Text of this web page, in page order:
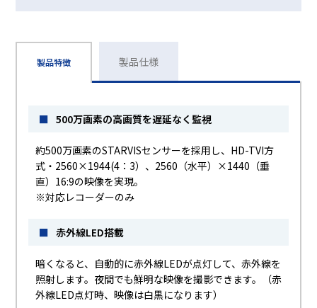
製品特徴 製品仕様
■ 500万画素の高画質を遅延なく監視
約500万画素のSTARVISセンサーを採用し、HD-TVI方
式・2560×1944(4：3）、2560（水平）×1440（垂
直）16:9の映像を実現。
※対応レコーダーのみ
■ 赤外線LED搭載
暗くなると、自動的に赤外線LEDが点灯して、赤外線を
照射します。夜間でも鮮明な映像を撮影できます。（赤
外線LED点灯時、映像は白黒になります）